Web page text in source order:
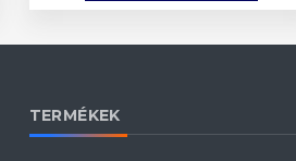
TERMÉKEK